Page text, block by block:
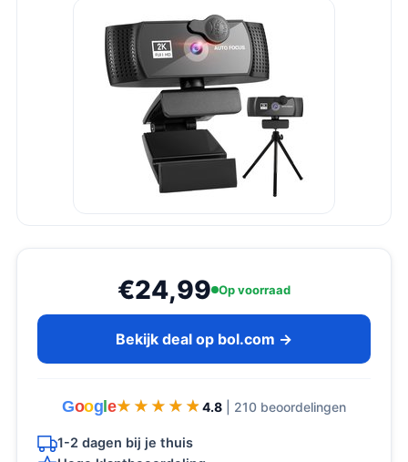
€24,99 Op voorraad
Bekijk deal op bol.com →
Goog e★★★★★
★★★★★ 4.8 | 210 beoordelingen
1-2 dagen bij je thuis